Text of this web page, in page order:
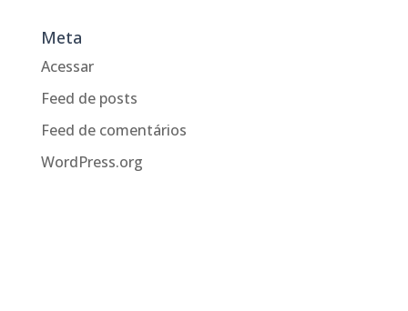
Meta
Acessar
Feed de posts
Feed de comentários
WordPress.org